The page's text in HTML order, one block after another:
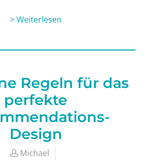
> Weiterlesen
Regeln für das
perfekte
Design
Michael